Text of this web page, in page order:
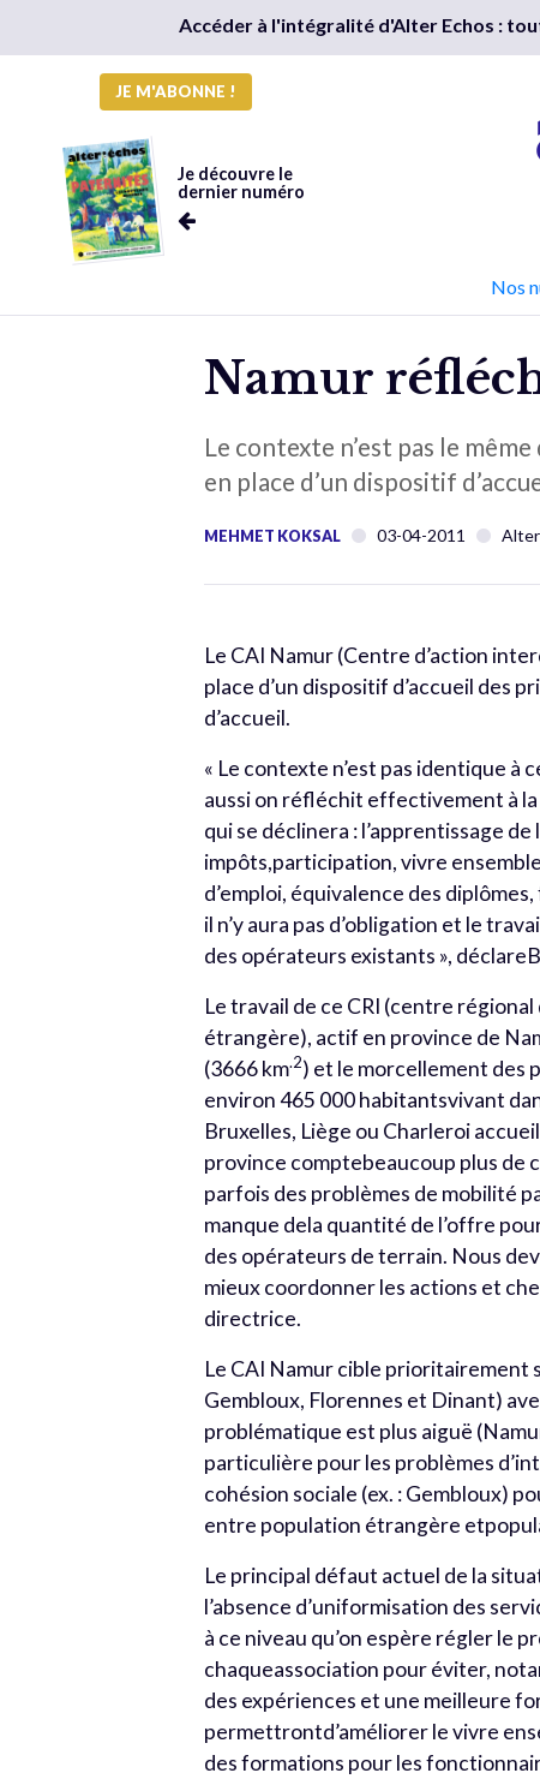
Accéder à l'intégralité d'Alter Echos :
JE M'ABONNE !
Je découvre le
dernier numéro
Nos
Namur
Le contexte n’est pas le
en place d’un dispositif
MEHMET KOKSAL 03-04-2011 Alter
Le CAI Namur (Centre d’action
place d’un dispositif d’accueil des
d’accueil.
« Le contexte n’est pas identique à
aussi on réfléchit effectivement à la
qui se déclinera : l’apprentissage
impôts,participation, vivre
d’emploi, équivalence des
il n’y aura pas d’obligation et le
des opérateurs existants »,
Le travail de ce CRI (centre
étrangère), actif en province de
(3666 km.2) et le morcellement des
environ 465 000 habitantsvivant
Bruxelles, Liège ou Charleroi
province comptebeaucoup plus de
parfois des problèmes de mobilité
manque dela quantité de l’offre
des opérateurs de terrain. Nous
mieux coordonner les actions et
directrice.
Le CAI Namur cible prioritairement
Gembloux, Florennes et Dinant)
problématique est plus aiguë
particulière pour les problèmes
cohésion sociale (ex. : Gembloux)
entre population étrangère
Le principal défaut actuel de la
l’absence d’uniformisation des
à ce niveau qu’on espère régler le
chaqueassociation pour éviter,
des expériences et une meilleure
permettrontd’améliorer le vivre
des formations pour les